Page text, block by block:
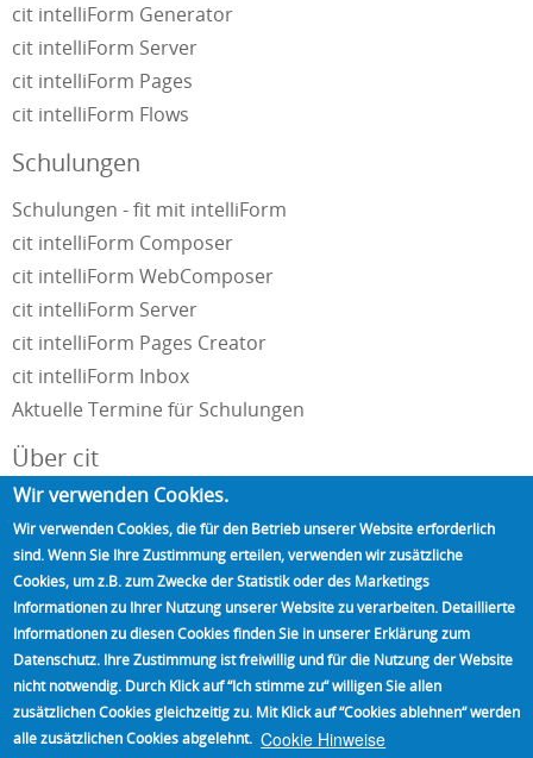
cit intelliForm Generator
cit intelliForm Server
cit intelliForm Pages
cit intelliForm Flows
Schulungen
Schulungen - fit mit intelliForm
cit intelliForm Composer
cit intelliForm WebComposer
cit intelliForm Server
cit intelliForm Pages Creator
cit intelliForm Inbox
Aktuelle Termine für Schulungen
Über cit
Unternehmensportrait
Impressum und Datenschutzerklärung
Kontakt
Referenzen
Unsere Partner
Standorte
Presse
News
Wir verwenden Cookies.
Wir verwenden Cookies, die für den Betrieb unserer Website erforderlich
sind. Wenn Sie Ihre Zustimmung erteilen, verwenden wir zusätzliche
Cookies, um z.B. zum Zwecke der Statistik oder des Marketings
Informationen zu Ihrer Nutzung unserer Website zu verarbeiten. Detaillierte
Informationen zu diesen Cookies finden Sie in unserer Erklärung zum
Datenschutz. Ihre Zustimmung ist freiwillig und für die Nutzung der Website
nicht notwendig. Durch Klick auf “Ich stimme zu“ willigen Sie allen
zusätzlichen Cookies gleichzeitig zu. Mit Klick auf “Cookies ablehnen“ werden
alle zusätzlichen Cookies abgelehnt. Cookie Hinweise